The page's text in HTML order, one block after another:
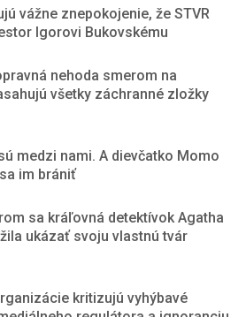
vážne znepokojenie, že STVR
Igorovi Bukovskému
nehoda smerom na
všetky záchranné zložky
medzi nami. A dievčatko Momo
im brániť
sa kráľovná detektívok Agatha
ukázať svoju vlastnú tvár
kritizujú vyhýbavé